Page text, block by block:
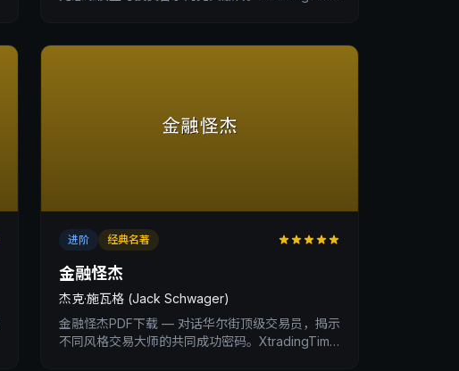
进阶 经典名著
金融怪杰
杰克·施瓦格 (Jack Schwager)
金融怪杰PDF下载 — 对话华尔街顶级交易员，揭示
不同风格交易大师的共同成功密码。XtradingTime